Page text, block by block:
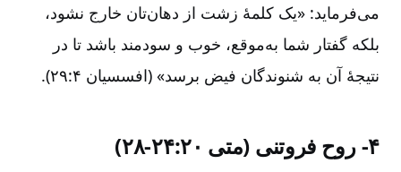
می‌فرماید:‌ «یک کلمۀ زشت از دهان‌تان خارج نشود،
بلکه گفتار شما به‌موقع‌، خوب و سودمند باشد تا در
نتیجۀ آن به شنوندگان فیض برسد» (افسسیان ۴:‏۲۹).
۴-‏ روح فروتنی (متی ۲۰:‏۲۴-‏۲۸)